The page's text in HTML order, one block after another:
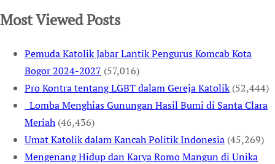
Most Viewed Posts
Pemuda Katolik Jabar Lantik Pengurus Komcab Kota
Bogor 2024-2027 (57,016)
Pro Kontra tentang LGBT dalam Gereja Katolik (52,444)
Lomba Menghias Gunungan Hasil Bumi di Santa Clara
Meriah (46,436)
Umat Katolik dalam Kancah Politik Indonesia (45,269)
Mengenang Hidup dan Karya Romo Mangun di Unika